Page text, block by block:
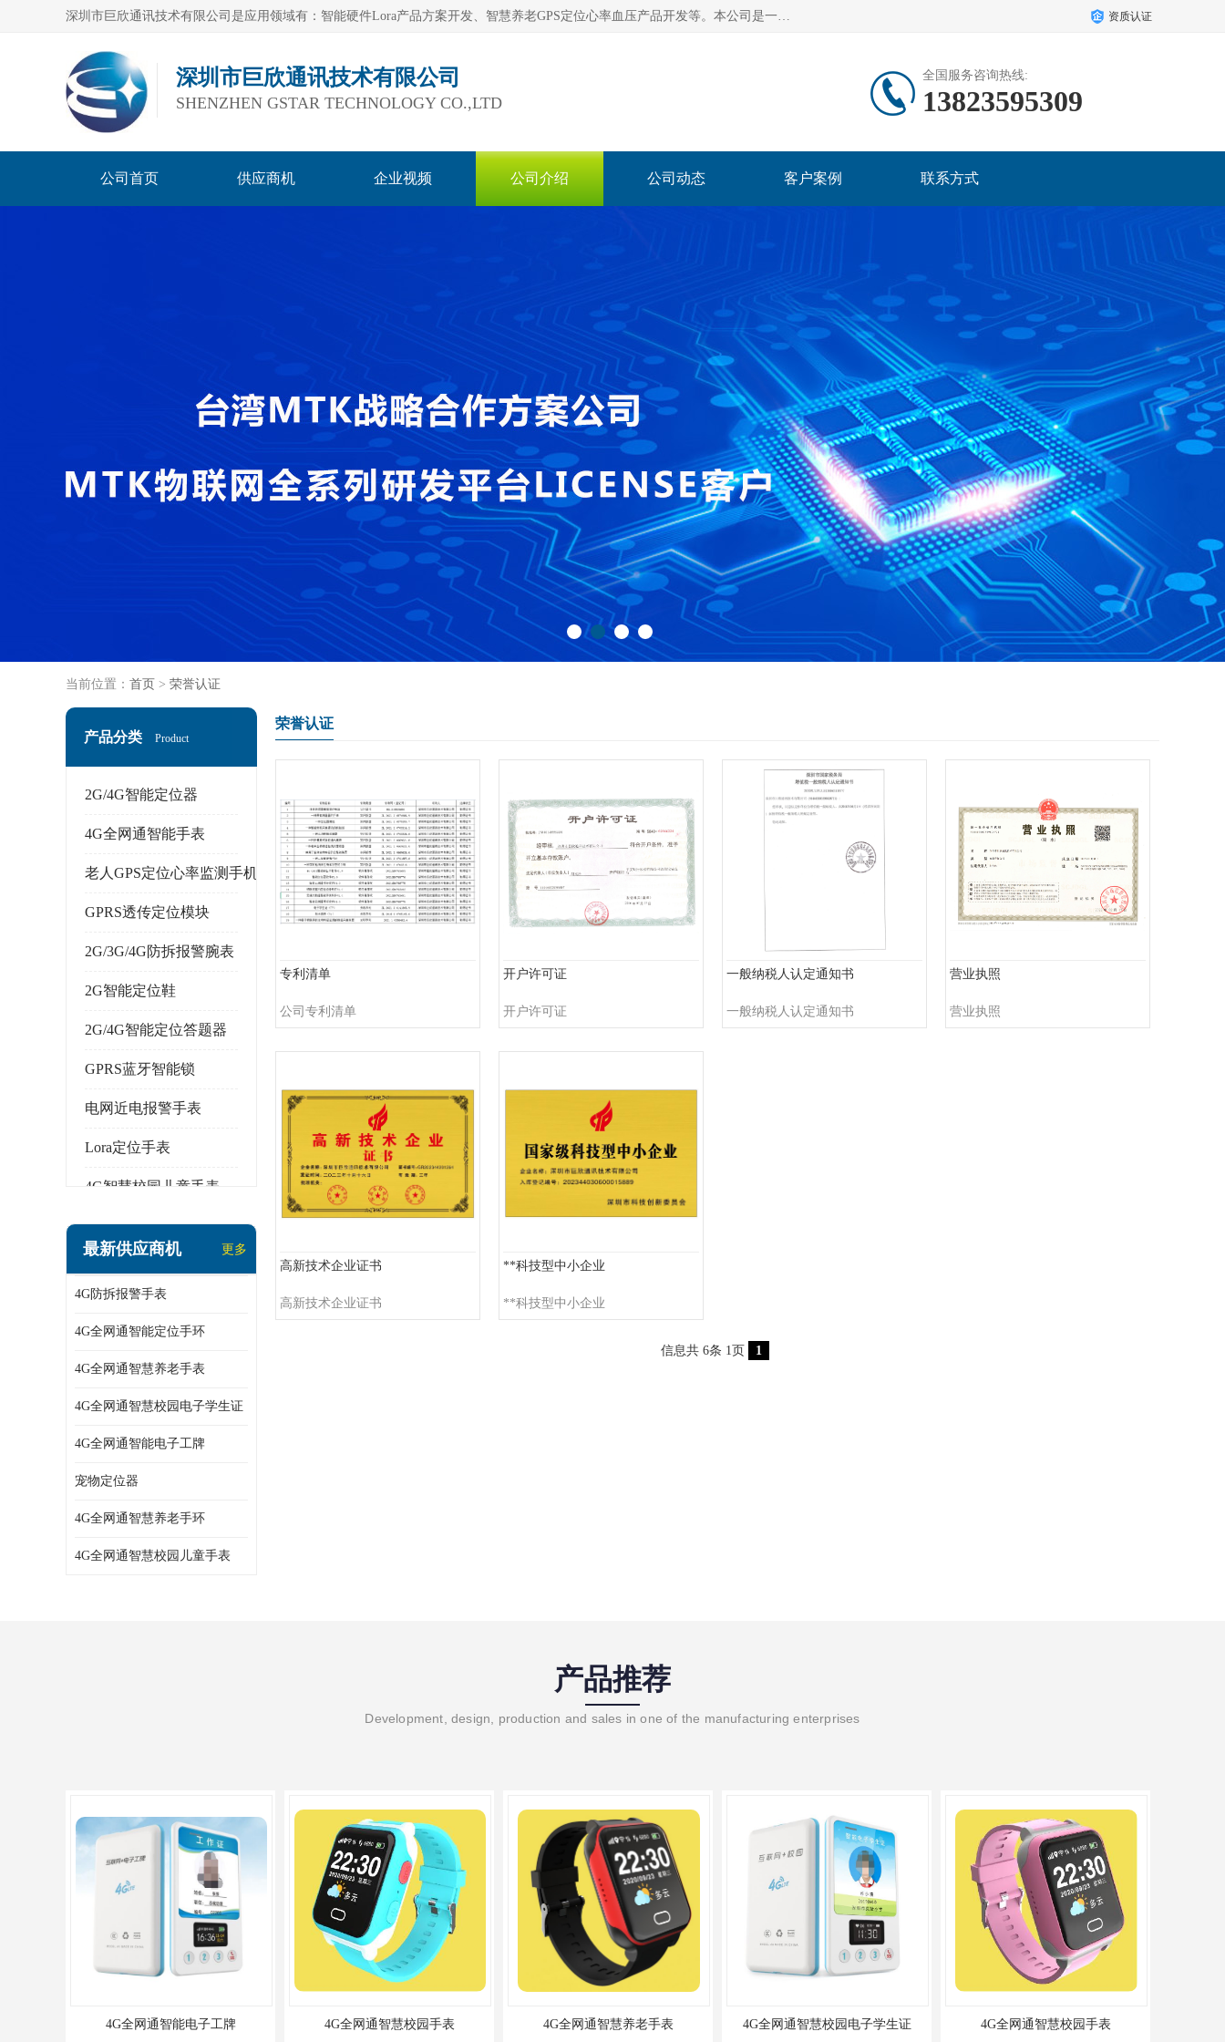
深圳市巨欣通讯技术有限公司是应用领域有：智能硬件Lora产品方案开发、智慧养老GPS定位心率血压产品开发等。本公司是一家民营高新技术企业、行业成员之一的智能硬件方案提供商，公司致力于为智能物联领域提供硬件解决方案。公司可满足不同类型客户采购需要，巨欣通讯切身体会客户对服务及时性的要求，建立了完善的售后服务系统，运用先进的互联网工具为客户提供及时、周到的服务！ 资质认证
深圳市巨欣通讯技术有限公司
SHENZHEN GSTAR TECHNOLOGY CO.,LTD
全国服务咨询热线:
13823595309
公司首页 供应商机 企业视频 公司介绍 公司动态 客户案例 联系方式
当前位置： 首页 > 荣誉认证
产品分类 Product
2G/4G智能定位器
4G全网通智能手表
老人GPS定位心率监测手机
GPRS透传定位模块
2G/3G/4G防拆报警腕表
2G智能定位鞋
2G/4G智能定位答题器
GPRS蓝牙智能锁
电网近电报警手表
Lora定位手表
4G智慧校园儿童手表
指静脉识别智能锁
2G/BT4.0智能睡眠带
最新供应商机 更多
4G防拆报警手表
4G全网通智能定位手环
4G全网通智慧养老手表
4G全网通智慧校园电子学生证
4G全网通智能电子工牌
宠物定位器
4G全网通智慧养老手环
4G全网通智慧校园儿童手表
荣誉认证
专利清单
公司专利清单
开户许可证
开户许可证
一般纳税人认定通知书
一般纳税人认定通知书
营业执照
营业执照
高新技术企业证书
高新技术企业证书
**科技型中小企业
**科技型中小企业
信息共 6条 1页 1
产品推荐
Development, design, production and sales in one of the manufacturing enterprises
4G全网通智能电子工牌 4G全网通智慧校园手表 4G全网通智慧养老手表 4G全网通智慧校园电子学生证 4G全网通智慧校园手表